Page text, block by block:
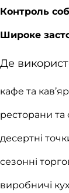
Контроль
Широке
Де
кафе та
ресторани та
десертні
сезонні
виробничі